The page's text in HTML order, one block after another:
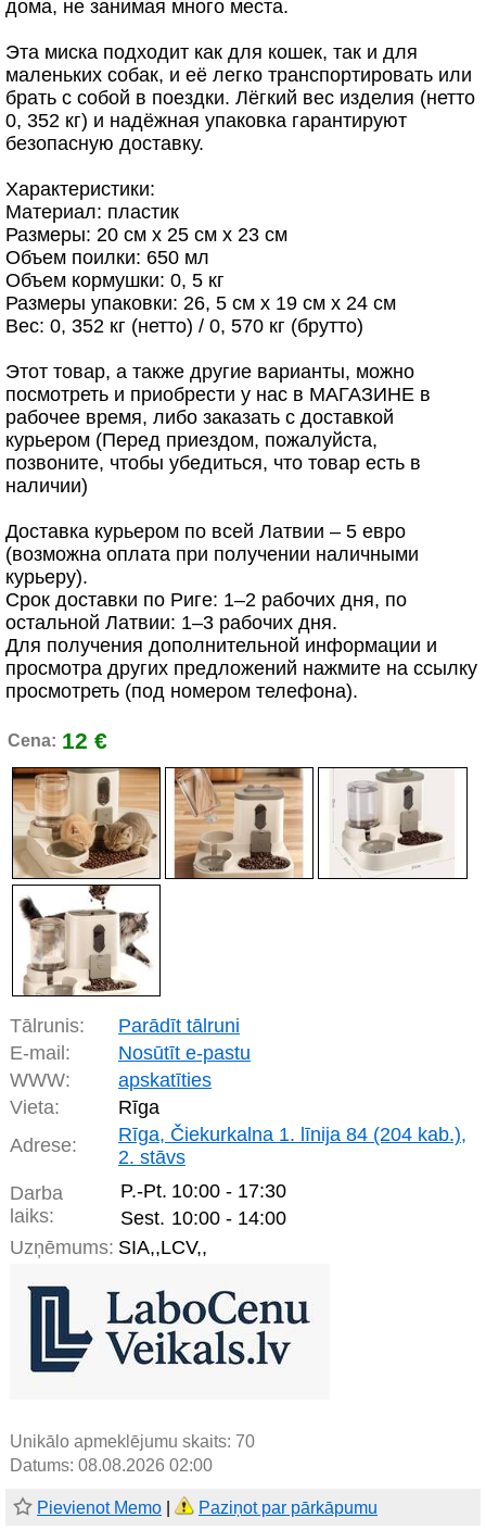
дома, не занимая много места.
Эта миска подходит как для кошек, так и для
маленьких собак, и её легко транспортировать или
брать с собой в поездки. Лёгкий вес изделия (нетто
0, 352 кг) и надёжная упаковка гарантируют
безопасную доставку.
Характеристики:
Материал: пластик
Размеры: 20 см x 25 см x 23 см
Объем поилки: 650 мл
Объем кормушки: 0, 5 кг
Размеры упаковки: 26, 5 см x 19 см x 24 см
Вес: 0, 352 кг (нетто) / 0, 570 кг (брутто)
Этот товар, а также другие варианты, можно
посмотреть и приобрести у нас в МАГАЗИНЕ в
рабочее время, либо заказать с доставкой
курьером (Перед приездом, пожалуйста,
позвоните, чтобы убедиться, что товар есть в
наличии)
Доставка курьером по всей Латвии – 5 евро
(возможна оплата при получении наличными
курьеру).
Срок доставки по Риге: 1–2 рабочих дня, по
остальной Латвии: 1–3 рабочих дня.
Для получения дополнительной информации и
просмотра других предложений нажмите на ссылку
просмотреть (под номером телефона).
Cena: 12 €
Tālrunis:
Parādīt tālruni
E-mail:
Nosūtīt e-pastu
WWW:
apskatīties
Vieta:
Rīga
Adrese:
Rīga, Čiekurkalna 1. līnija 84 (204 kab.),
2. stāvs
Darba
laiks:
P.-Pt. 10:00 - 17:30
Sest. 10:00 - 14:00
Uzņēmums: SIA,,LCV,,
Unikālo apmeklējumu skaits: 70
Datums: 08.08.2026 02:00
Pievienot Memo Paziņot par pārkāpumu